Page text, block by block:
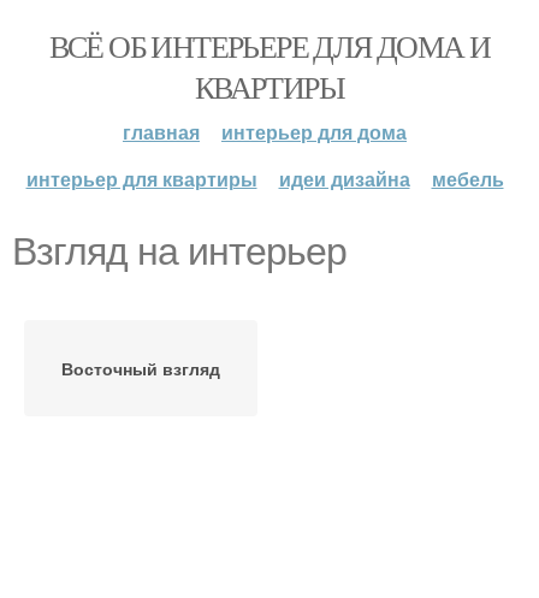
ВСЁ ОБ ИНТЕРЬЕРЕ ДЛЯ ДОМА И
КВАРТИРЫ
главная
интерьер для дома
интерьер для квартиры
идеи дизайна мебель
Взгляд на интерьер
Восточный взгляд